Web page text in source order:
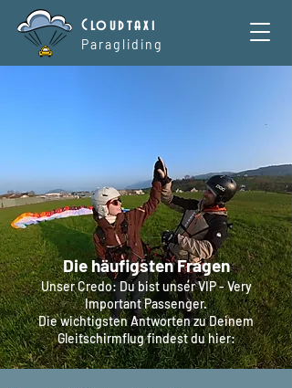
Cloudtaxi
Paragliding
Die häufigsten Fragen
Unser Credo: Du bist unser VIP - Very
Important Passenger.
Die wichtigsten Antworten zu Deinem
Gleitschirmflug findest du hier: